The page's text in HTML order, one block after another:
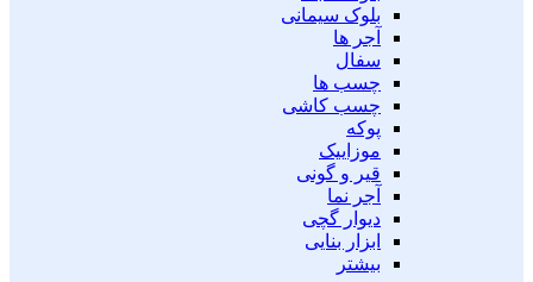
بلوک سیمانی
آجر ها
سفال
چسب ها
چسب کاشی
پوکه
موزاییک
قیر و گونی
آجر نما
دیوار گچی
ابزار بنایی
بیشتر